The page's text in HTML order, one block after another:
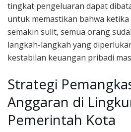
tingkat pengeluaran dapat
untuk memastikan bahwa
semakin sulit, semua orang
langkah-langkah yang
kestabilan keuangan pribadi
Strategi
Anggaran di
Pemerintah Kota